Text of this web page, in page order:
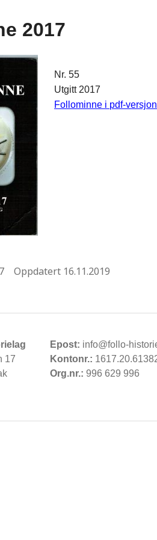
2017
Nr. 55
Utgitt 2017
Follominne i pdf-versjon
Oppdatert 16.11.2019
17
Epost: info@follo-
Kontonr.:
Org.nr.: 996 629 996